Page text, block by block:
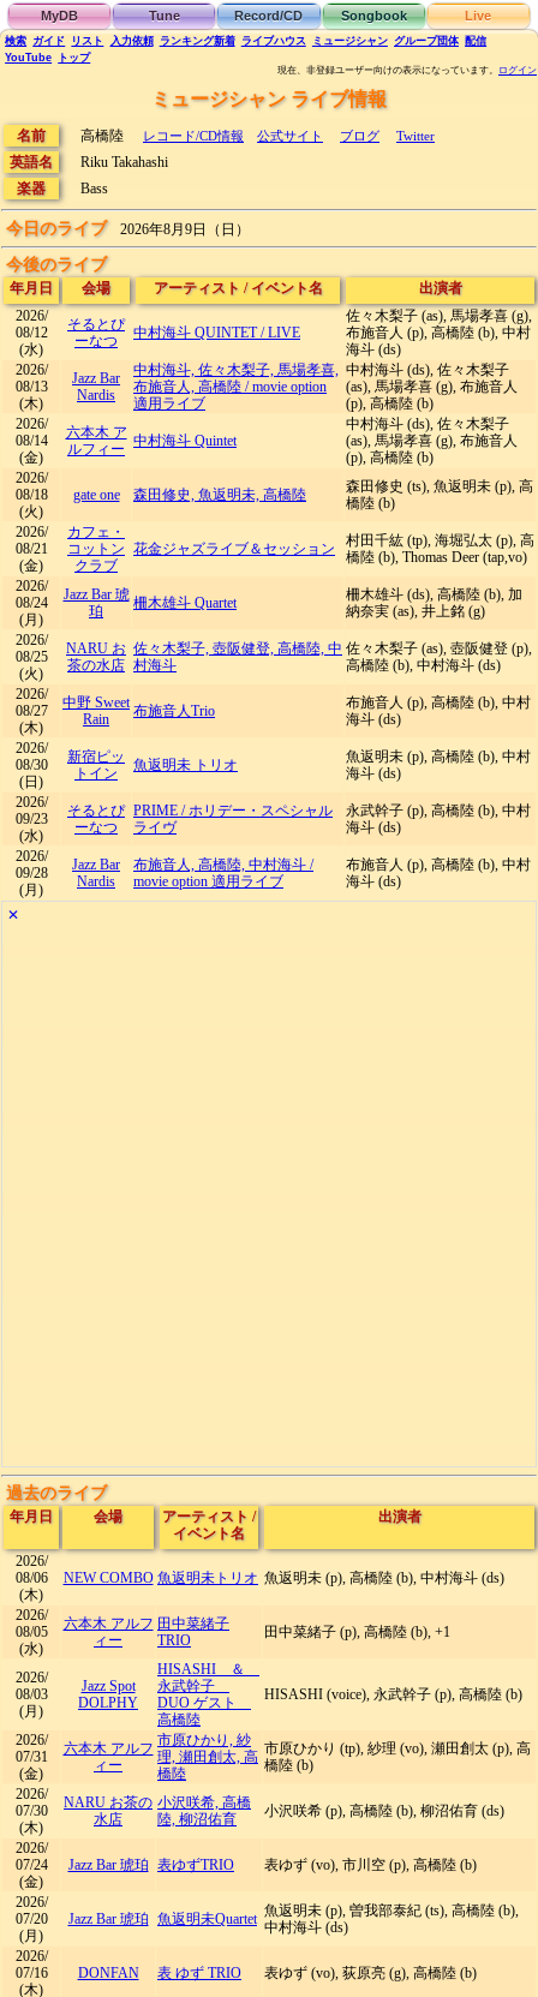
MyDB Tune Record/CD Songbook Live
検索 ガイド リスト 入力依頼 ランキング新着 ライブハウス ミュージシャン グループ団体 配信
YouTube
トップ
現在、非登録ユーザー向けの表示になっています。 ログイン
ミュージシャン ライブ情報
名前 高橋陸 レコード/CD情報 公式サイト ブログ Twitter
英語名
Riku Takahashi
楽器
Bass
今日のライブ 2026年8月9日（日）
今後のライブ
年月日 会場 アーティスト / イベント名
出演者
2026/
08/12
(水)
そるとぴ
ーなつ
中村海斗 QUINTET/LIVE
佐々木梨子 (as), 馬場孝喜 (g),
布施音人 (p), 高橋陸 (b), 中村
海斗 (ds)
2026/
08/13
(木)
Jazz Bar
Nardis
中村海斗, 佐々木梨子, 馬場孝喜,
布施音人, 高橋陸 /movie option
適用ライブ
中村海斗 (ds), 佐々木梨子
(as), 馬場孝喜 (g), 布施音人
(p), 高橋陸 (b)
2026/
08/14
(金)
六本木 ア
ルフィー 中村海斗 Quintet
中村海斗 (ds), 佐々木梨子
(as), 馬場孝喜 (g), 布施音人
(p), 高橋陸 (b)
2026/
08/18
(火)
gate one 森田修史, 魚返明未, 高橋陸
森田修史 (ts), 魚返明未 (p), 高
橋陸 (b)
2026/
08/21
(金)
カフェ・
コットン
クラブ
花金ジャズライブ＆セッション
村田千紘 (tp), 海堀弘太 (p), 高
橋陸 (b), Thomas Deer (tap,vo)
2026/
08/24
(月)
Jazz Bar 琥
珀
柵木雄斗 Quartet
柵木雄斗 (ds), 高橋陸 (b), 加
納奈実 (as), 井上銘 (g)
2026/
08/25
(火)
NARU お
茶の水店
佐々木梨子, 壺阪健登, 高橋陸, 中
村海斗
佐々木梨子 (as), 壺阪健登 (p),
高橋陸 (b), 中村海斗 (ds)
2026/
08/27
(木)
中野 Sweet
Rain
布施音人Trio
布施音人 (p), 高橋陸 (b), 中村
海斗 (ds)
2026/
08/30
(日)
新宿ピッ
トイン
魚返明未 トリオ
魚返明未 (p), 高橋陸 (b), 中村
海斗 (ds)
2026/
09/23
(水)
そるとぴ
ーなつ
PRIME /ホリデー・スペシャル
ライヴ
永武幹子 (p), 高橋陸 (b), 中村
海斗 (ds)
2026/
09/28
(月)
Jazz Bar
Nardis
布施音人, 高橋陸, 中村海斗 /
movie option 適用ライブ
布施音人 (p), 高橋陸 (b), 中村
海斗 (ds)
✕
過去のライブ
年月日 会場 アーティスト /
イベント名
出演者
2026/
08/06
(木)
NEW COMBO 魚返明未トリオ 魚返明未 (p), 高橋陸 (b), 中村海斗 (ds)
2026/
08/05
(水)
六本木 アルフ
ィー
田中菜緒子
TRIO
田中菜緒子 (p), 高橋陸 (b), +1
2026/
08/03
(月)
Jazz Spot
DOLPHY
HISASHI ＆
永武幹子
DUO ゲスト
高橋陸
HISASHI (voice), 永武幹子 (p), 高橋陸 (b)
2026/
07/31
(金)
六本木 アルフ
ィー
市原ひかり, 紗
理, 瀬田創太, 高
橋陸
市原ひかり (tp), 紗理 (vo), 瀬田創太 (p), 高
橋陸 (b)
2026/
07/30
(木)
NARU お茶の
水店
小沢咲希, 高橋
陸, 柳沼佑育
小沢咲希 (p), 高橋陸 (b), 柳沼佑育 (ds)
2026/
07/24
(金)
Jazz Bar 琥珀 表ゆずTRIO 表ゆず (vo), 市川空 (p), 高橋陸 (b)
2026/
07/20
(月)
Jazz Bar 琥珀 魚返明未Quartet 魚返明未 (p), 曽我部泰紀 (ts), 高橋陸 (b),
中村海斗 (ds)
2026/
07/16
(木)
DONFAN 表 ゆず TRIO 表ゆず (vo), 荻原亮 (g), 高橋陸 (b)